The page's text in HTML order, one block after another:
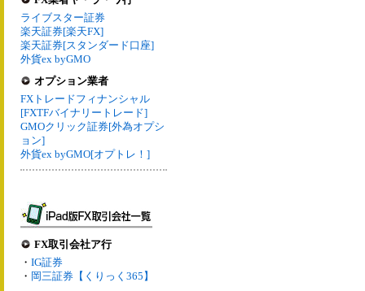
ライブスター証券
楽天証券[楽天FX]
楽天証券[スタンダード口座]
外貨ex byGMO
オプション業者
FXトレードフィナンシャル
[FXTFバイナリートレード]
GMOクリック証券[外為オプシ
ョン]
外貨ex byGMO[オプトレ！]
FX取引会社ア行
・ IG証券
・ 岡三証券【くりっく365】